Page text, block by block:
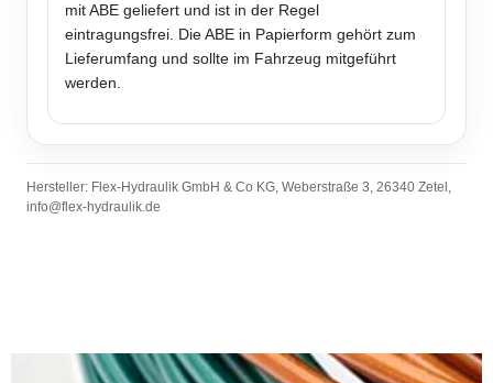
mit ABE geliefert und ist in der Regel
eintragungsfrei. Die ABE in Papierform gehört zum
Lieferumfang und sollte im Fahrzeug mitgeführt
werden.
Hersteller: Flex-Hydraulik GmbH & Co KG, Weberstraße 3, 26340 Zetel,
info@flex-hydraulik.de